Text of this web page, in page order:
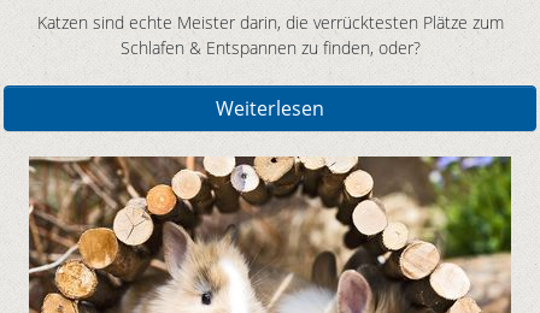
Katzen sind echte Meister darin, die verrücktesten Plätze zum
Schlafen & Entspannen zu finden, oder?
Weiterlesen